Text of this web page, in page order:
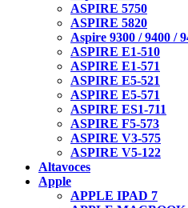
ASPIRE 5750
ASPIRE 5820
Aspire 9300 / 9400 /
ASPIRE E1-510
ASPIRE E1-571
ASPIRE E5-521
ASPIRE E5-571
ASPIRE ES1-711
ASPIRE F5-573
ASPIRE V3-575
ASPIRE V5-122
Altavoces
Apple
APPLE IPAD 7